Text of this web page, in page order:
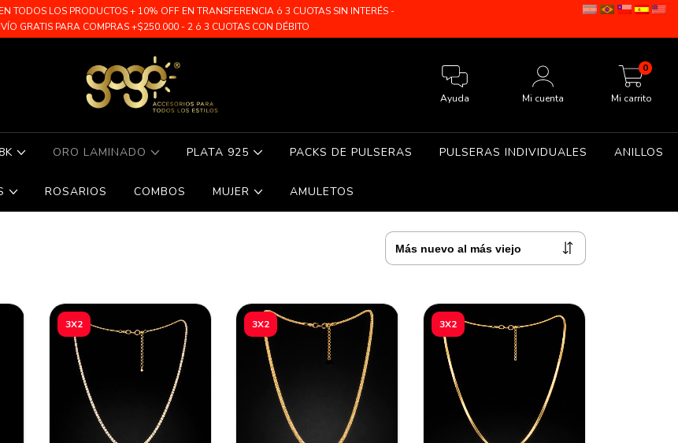
TODOS LOS PRODUCTOS + 10% OFF EN TRANSFERENCIA ó 3 CUOTAS SIN INTERÉS -
GRATIS PARA COMPRAS +$250.000 - 2 ó 3 CUOTAS CON DÉBITO
Ayuda Mi cuenta Mi carrito
0
ORO LAMINADO PLATA 925 PACKS DE PULSERAS PULSERAS INDIVIDUALES ANILLOS
ROSARIOS COMBOS MUJER AMULETOS
3X2 3X2 3X2